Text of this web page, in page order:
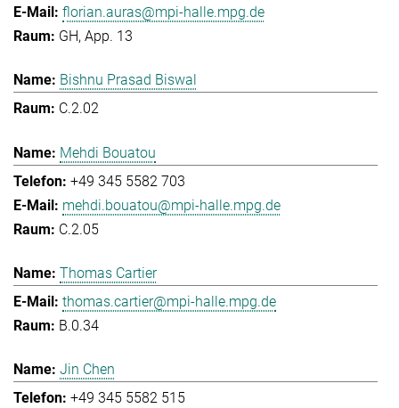
florian.auras@mpi-halle.mpg.de
GH, App. 13
Bishnu Prasad Biswal
C.2.02
Mehdi Bouatou
+49 345 5582 703
mehdi.bouatou@mpi-halle.mpg.de
C.2.05
Thomas Cartier
thomas.cartier@mpi-halle.mpg.de
B.0.34
Jin Chen
+49 345 5582 515